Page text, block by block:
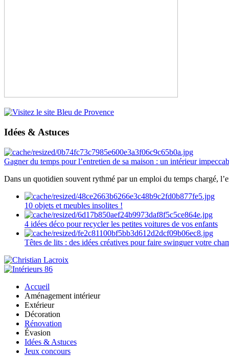
Idées & Astuces
Gagner du temps pour l’entretien de sa maison : un intérieur
Dans un quotidien souvent rythmé par un emploi du temps chargé,
10 objets et meubles insolites !
4 idées déco pour recycler les petites voitures de vos enfants
Têtes de lits : des idées créatives pour faire swinguer votre
Accueil
Aménagement intérieur
Extérieur
Décoration
Rénovation
Évasion
Idées & Astuces
Jeux concours